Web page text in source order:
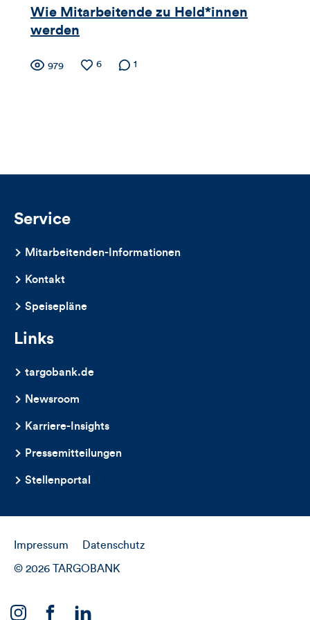
Artikels
Wie Mitarbeitende zu Held*innen
werden
Zähler
Kommentare
dieses
Artikels
Anzahl
979
Anzahl
6
Anzahl der
1
Service
Mitarbeitenden-Informationen
Kontakt
Speisepläne
Links
targobank.de
Newsroom
Karriere-Insights
Pressemitteilungen
Stellenportal
Impressum Datenschutz
© 2026 TARGOBANK